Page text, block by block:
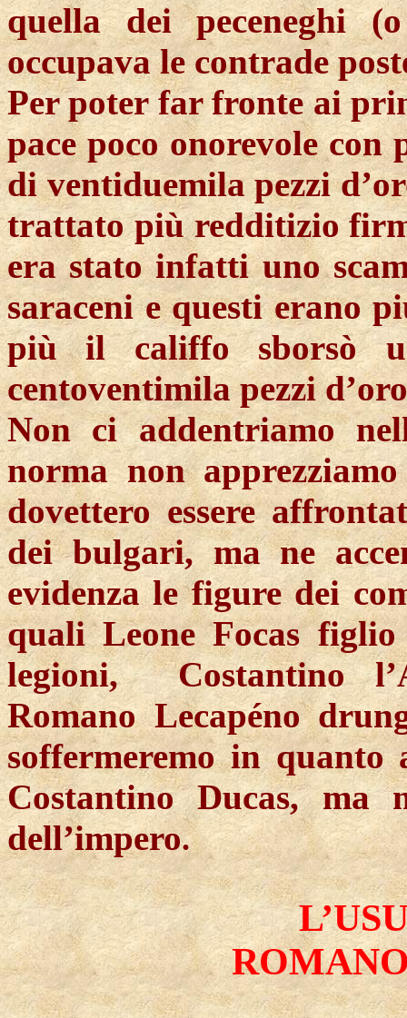
quella dei peceneghi
occupava le contrade
Per poter far fronte ai
pace poco onorevole
di ventiduemila pezzi
trattato più redditizio
era stato infatti uno
saraceni e questi erano
più il califfo sborsò
centoventimila pezzi
Non ci addentriamo
norma non
dovettero essere
dei bulgari, ma ne
evidenza le figure dei
quali LeoneFocasfiglio
legioni,
Costantino
RomanoLecapéno
soffermeremo in quanto
CostantinoDucas, ma
dell’impero.